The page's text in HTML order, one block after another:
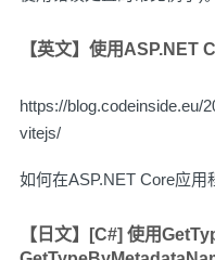
【英文】使用ASP.NET
https://blog.codeinside.eu/
vitejs/
如何在ASP.NET Core应用
【日文】[C#] 使用